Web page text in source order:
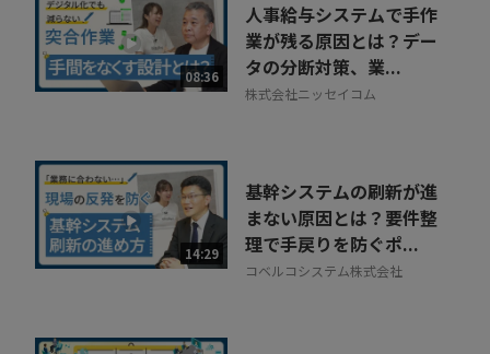
08:36
人事給与システムで手作
業が残る原因とは？デー
タの分断対策、業...
株式会社ニッセイコム
14:29
基幹システムの刷新が進
まない原因とは？要件整
理で手戻りを防ぐポ...
コベルコシステム株式会社